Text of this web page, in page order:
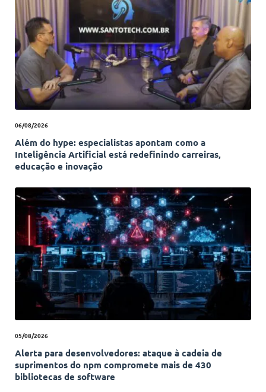
06/08/2026
Além do hype: especialistas apontam como a
Inteligência Artificial está redefinindo carreiras,
educação e inovação
05/08/2026
Alerta para desenvolvedores: ataque à cadeia de
suprimentos do npm compromete mais de 430
bibliotecas de software